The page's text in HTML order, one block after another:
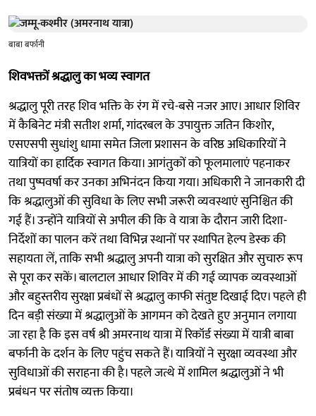
बाबा बर्फानी
शिवभक्तों श्रद्धालु का भव्य स्वागत
श्रद्धालु पूरी तरह शिव भक्ति के रंग में रचे-बसे नजर आए। आधार शिविर
में कैबिनेट मंत्री सतीश शर्मा, गांदरबल के उपायुक्त जतिन किशोर,
एसएसपी सुधांशु धामा समेत जिला प्रशासन के वरिष्ठ अधिकारियों ने
यात्रियों का हार्दिक स्वागत किया। आगंतुकों को फूलमालाएं पहनाकर
तथा पुष्पवर्षा कर उनका अभिनंदन किया गया। अधिकारी ने जानकारी दी
कि श्रद्धालुओं की सुविधा के लिए सभी जरूरी व्यवस्थाएं सुनिश्चित की
गई हैं। उन्होंने यात्रियों से अपील की कि वे यात्रा के दौरान जारी दिशा-
निर्देशों का पालन करें तथा विभिन्न स्थानों पर स्थापित हेल्प डेस्क की
सहायता लें, ताकि सभी श्रद्धालु अपनी यात्रा को सुरक्षित और सुचारु रूप
से पूरा कर सकें। बालटाल आधार शिविर में की गई व्यापक व्यवस्थाओं
और बहुस्तरीय सुरक्षा प्रबंधों से श्रद्धालु काफी संतुष्ट दिखाई दिए। पहले ही
दिन बड़ी संख्या में श्रद्धालुओं के आगमन को देखते हुए अनुमान लगाया
जा रहा है कि इस वर्ष श्री अमरनाथ यात्रा में रिकॉर्ड संख्या में यात्री बाबा
बर्फानी के दर्शन के लिए पहुंच सकते हैं। यात्रियों ने सुरक्षा व्यवस्था और
सुविधाओं की सराहना की है। पहले जत्थे में शामिल श्रद्धालुओं ने भी
प्रबंधन पर संतोष व्यक्त किया।